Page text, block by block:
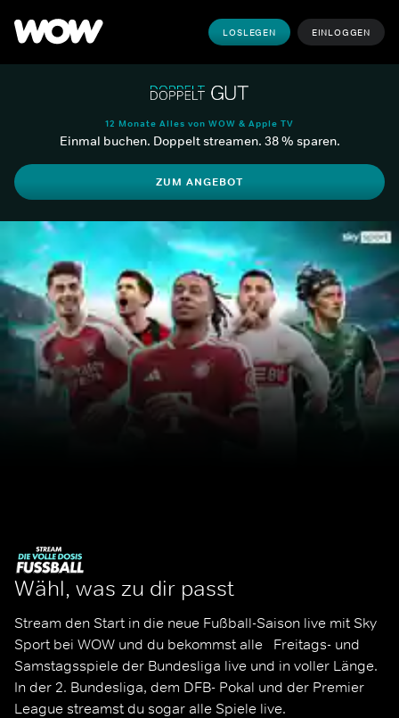
LOSLEGEN EINLOGGEN
12 Monate Alles von WOW & Apple TV
Einmal buchen. Doppelt streamen. 38 % sparen.
ZUM ANGEBOT
Wähl, was zu dir passt
Stream den Start in die neue Fußball-Saison live mit Sky
Sport bei WOW und du bekommst alle   Freitags- und
Samstagsspiele der Bundesliga live und in voller Länge.
In der 2. Bundesliga, dem DFB- Pokal und der Premier
League streamst du sogar alle Spiele live.